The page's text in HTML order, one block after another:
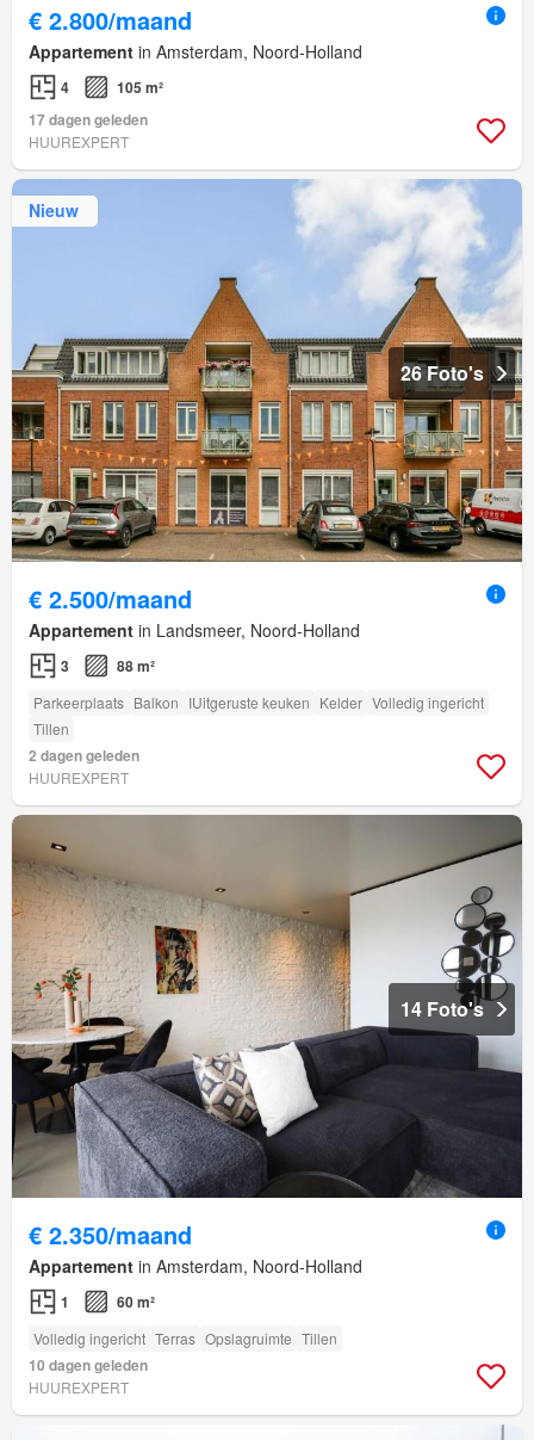
€ 2.800/maand
Appartement in Amsterdam, Noord-Holland
4
105 m²
17 dagen geleden
HUUREXPERT
Nieuw
26 Foto's
€ 2.500/maand
Appartement in Landsmeer, Noord-Holland
3 88 m²
Parkeerplaats Balkon IUitgeruste keuken Kelder Volledig ingericht
Tillen
2 dagen geleden
HUUREXPERT
14 Foto's
€ 2.350/maand
Appartement in Amsterdam, Noord-Holland
1 60 m²
Volledig ingericht Terras Opslagruimte Tillen
10 dagen geleden
HUUREXPERT